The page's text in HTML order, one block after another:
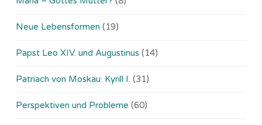
Neue Lebensformen (19)
Papst Leo XIV. und Augustinus (14)
Patriach von Moskau: Kyrill I. (31)
Perspektiven und Probleme (60)